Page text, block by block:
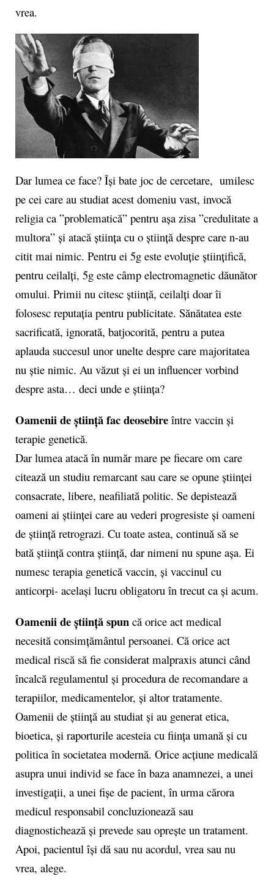
vrea.
Dar lumea ce face? Își bate joc de cercetare, umilesc
pe cei care au studiat acest domeniu vast, invocă
religia ca ”problematică” pentru așa zisa ”credulitate a
multora” și atacă știința cu o știință despre care n-au
citit mai nimic. Pentru ei 5g este evoluție științifică,
pentru ceilalți, 5g este câmp electromagnetic dăunător
omului. Primii nu citesc știință, ceilalți doar îi
folosesc reputația pentru publicitate. Sănătatea este
sacrificată, ignorată, batjocorită, pentru a putea
aplauda succesul unor unelte despre care majoritatea
nu știe nimic. Au văzut și ei un influencer vorbind
despre asta… deci unde e știința?
Oamenii de știință fac deosebire între vaccin și
terapie genetică.
Dar lumea atacă în număr mare pe fiecare om care
citează un studiu remarcant sau care se opune științei
consacrate, libere, neafiliată politic. Se depistează
oameni ai științei care au vederi progresiste și oameni
de știință retrograzi. Cu toate astea, continuă să se
bată știință contra știință, dar nimeni nu spune așa. Ei
numesc terapia genetică vaccin, și vaccinul cu
anticorpi- același lucru obligatoru în trecut ca și acum.
Oamenii de știință spun că orice act medical
necesită consimțământul persoanei. Că orice act
medical riscă să fie considerat malpraxis atunci când
încalcă regulamentul și procedura de recomandare a
terapiilor, medicamentelor, și altor tratamente.
Oamenii de știință au studiat și au generat etica,
bioetica, și raporturile acesteia cu ființa umană și cu
politica în societatea modernă. Orice acțiune medicală
asupra unui individ se face în baza anamnezei, a unei
investigații, a unei fișe de pacient, în urma cărora
medicul responsabil concluzionează sau
diagnostichează și prevede sau oprește un tratament.
Apoi, pacientul își dă sau nu acordul, vrea sau nu
vrea, alege.